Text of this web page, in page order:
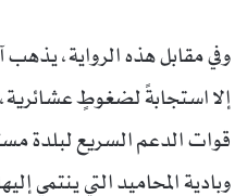
وفي مقابل هذه الرواية،
إلا استجابةً لضغوطٍ
قوات الدعم السريع لبلدة
وبادية المحاميد التي ينتمي